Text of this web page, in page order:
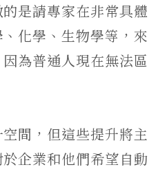
是請專家在非常具體
化學、生物學等，來
為普通人現在無法區
間，但這些提升將主
企業和他們希望自動